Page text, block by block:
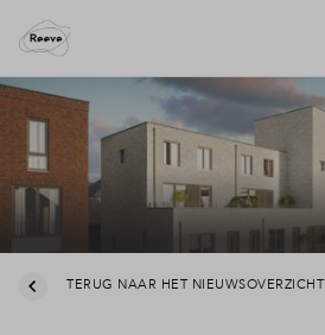
TERUG NAAR HET NIEUWSOVERZICHT